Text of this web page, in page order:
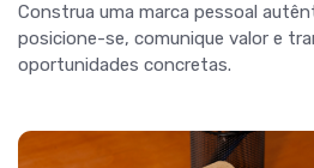
Construa uma marca pessoal
posicione-se, comunique valor e
oportunidades concretas.